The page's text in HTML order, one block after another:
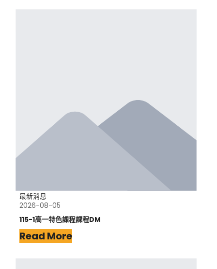
最新消息
2026-08-05
115-1高一特色課程課程DM
Read More